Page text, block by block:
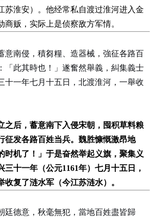
苏淮安）。他经常私自渡过淮河进入金
商贩，实际上是侦察敌方军情。
意南侵，積芻糧、造器械，強征各路百
「此其時也！」遂奮然舉義，糾集義士
十一年七月十五日，北渡淮河，一舉收
之后，蓄意南下入侵宋朝，囤积草料粮
征发各路百姓当兵。魏胜慷慨激昂地
时机了！」于是奋然举起义旗，聚集义
三十一年（公元1161年）七月十五日，
收复了涟水军（今江苏涟水）。
廷德意，秋毫無犯，當地百姓盡皆歸